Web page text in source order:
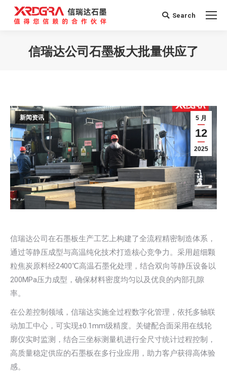
Search:
Search
信瑞达公司石墨板大批量供应了
5 月
12
2025
新闻资讯
信瑞达公司在石墨板生产工艺上构建了全流程精密制造体系，
通过等静压成型与高温纯化技术打造核心竞争力。采用超细颗
粒焦炭原料经2400℃高温石墨化处理，结合双向等静压设备以
200MPa压力成型，确保材料密度均匀以及优良的内部孔隙
率。
在公差控制领域，信瑞达实施全过程数字化管理，依托多轴联
动加工中心，可实现±0.1mm级精度。关键配合面采用在线轮
廓仪实时监测，结合三坐标测量机进行全尺寸统计过程控制，
高质量稳定供应的石墨板在多行业应用，助力客户获得高体验
感。